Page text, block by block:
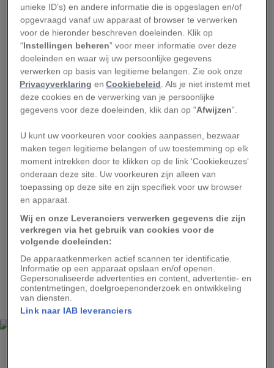
toepassen, als je zusje bijvoorbeeld weer in dat
ene veganistische restaurant wilt gaan eten.
2. Het doet je waarderen
wat je hebt
Als je op reis bent, kan je vaak geen uren
je gewoon in het meertje verderop. Je slaapt
weleens met meerdere personen in een slaapzaal
of ligt in je tentje te rillen van de kou. Allemaal
leuk en wel voor die ene week, maar als je weer
thuis komt, is het wel zo heerlijk weer in je eigen
warme bed te kruipen. Verder kom je in
aanraking met mensen die weinig of helemaal
niets hebben, dan denk je volgende keer toch
twee keer na voor je de overschot van het diner
in de vuilnisbak gooit.
unieke ID’s) en andere informatie die is opgeslagen en/of
opgevraagd vanaf uw apparaat of browser te verwerken
voor de hieronder beschreven doeleinden. Klik op
“Instellingen beheren” voor meer informatie over deze
doeleinden en waar wij uw persoonlijke gegevens
verwerken op basis van legitieme belangen. Zie ook onze
Privacyverklaring enCookiebeleid. Als je niet instemt met
deze cookies en de verwerking van je persoonlijke
gegevens voor deze doeleinden, klik dan op "Afwijzen”.
U kunt uw voorkeuren voor cookies aanpassen, bezwaar
maken tegen legitieme belangen of uw toestemming op elk
moment intrekken door te klikken op de link 'Cookiekeuzes'
onderaan deze site. Uw voorkeuren zijn alleen van
toepassing op deze site en zijn specifiek voor uw browser
en apparaat.
Wij en onze Leveranciers verwerken gegevens die zijn
verkregen via het gebruik van cookies voor de
volgende doeleinden:
De apparaatkenmerken actief scannen ter identificatie.
Informatie op een apparaat opslaan en/of openen.
Gepersonaliseerde advertenties en content, advertentie- en
contentmetingen, doelgroepenonderzoek en ontwikkeling
van diensten.
Link naar IAB leveranciers